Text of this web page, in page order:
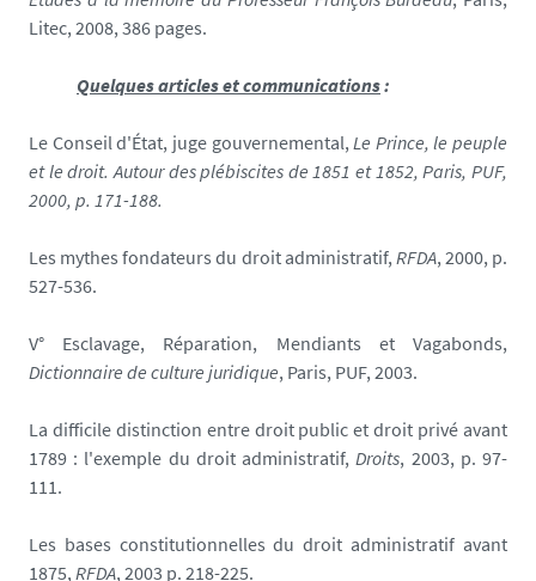
Litec, 2008, 386 pages.
Quelquesarticles et communications:
Le Conseil d'État, juge gouvernemental,Le Prince, le peuple
et le droit. Autour des plébiscites de 1851 et 1852, Paris, PUF,
2000, p. 171-188.
Les mythes fondateurs du droit administratif,RFDA, 2000, p.
527-536.
V° Esclavage, Réparation, Mendiants et Vagabonds,
Dictionnaire de culture juridique, Paris, PUF, 2003.
La difficile distinction entre droit public et droit privé avant
1789 : l'exemple du droit administratif,Droits, 2003, p. 97-
111.
Les bases constitutionnelles du droit administratif avant
1875,RFDA, 2003 p. 218-225.